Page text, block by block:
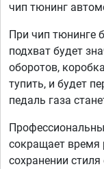
чип тюнинг
При чип тюнинге
подхват будет
оборотов,
тупить, и будет
педаль газа
сокращает время
сохранении